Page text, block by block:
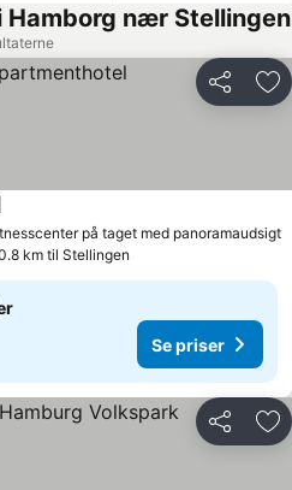
nær Stellingen
Del
på taget med panoramaudsigt
Se priser
km til Stellingen
Se priser
Del